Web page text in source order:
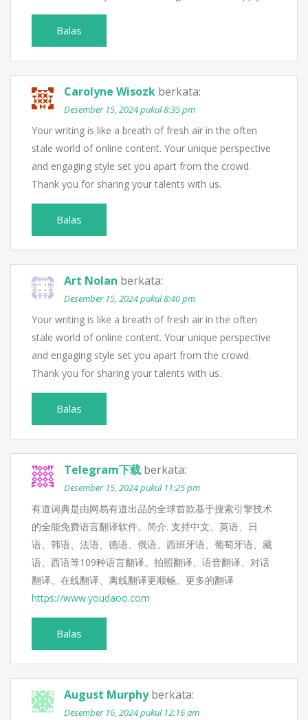
Balas
Carolyne Wisozk berkata:
Desember 15, 2024 pukul 8:35 pm
Your writing is like a breath of fresh air in the often
stale world of online content. Your unique perspective
and engaging style set you apart from the crowd.
Thank you for sharing your talents with us.
Balas
Art Nolan berkata:
Desember 15, 2024 pukul 8:40 pm
Your writing is like a breath of fresh air in the often
stale world of online content. Your unique perspective
and engaging style set you apart from the crowd.
Thank you for sharing your talents with us.
Balas
Telegram下载 berkata:
Desember 15, 2024 pukul 11:25 pm
有道词典是由网易有道出品的全球首款基于搜索引擎技术
的全能免费语言翻译软件。简介. 支持中文、英语、日
语、韩语、法语、德语、俄语、西班牙语、葡萄牙语、藏
语、西语等109种语言翻译。拍照翻译、语音翻译、对话
翻译、在线翻译、离线翻译更顺畅。更多的翻译
https://www.youdaoo.com
Balas
August Murphy berkata:
Desember 16, 2024 pukul 12:16 am